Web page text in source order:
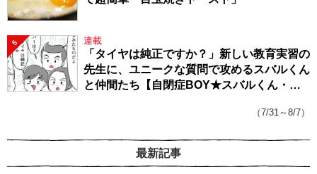
5 連載
「タイヤは純正ですか？」新しい教育実習の
先生に、ユニークな質問で攻めるスバルくん
と仲間たち【自閉症BOY★スバルくん・
（7/31～8/7）
最新記事